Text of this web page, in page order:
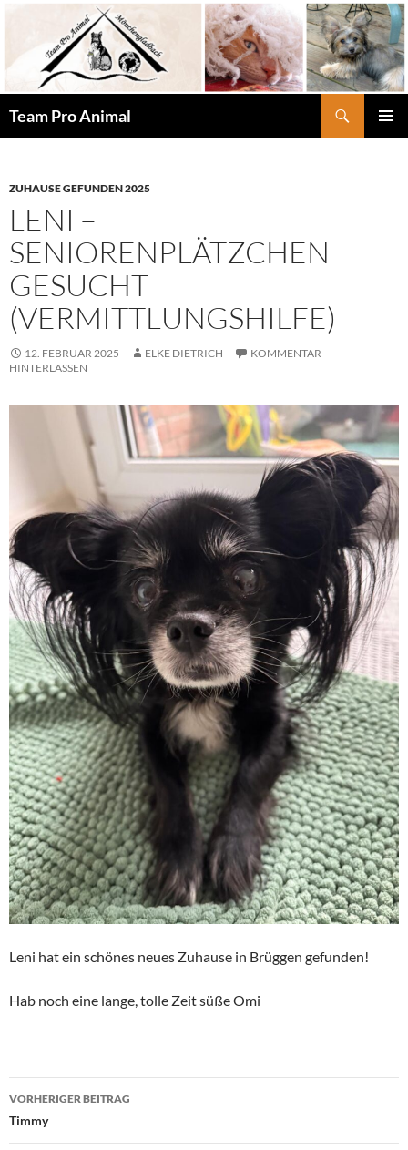
springen
Team Pro Animal
ZUHAUSE GEFUNDEN 2025
LENI –
SENIORENPLÄTZCHEN
GESUCHT
(VERMITTLUNGSHILFE)
12. FEBRUAR 2025 ELKE DIETRICH
KOMMENTAR
HINTERLASSEN
Leni hat ein schönes neues Zuhause in Brüggen gefunden!
Hab noch eine lange, tolle Zeit süße Omi
Beitragsnavigation
VORHERIGER BEITRAG
Timmy